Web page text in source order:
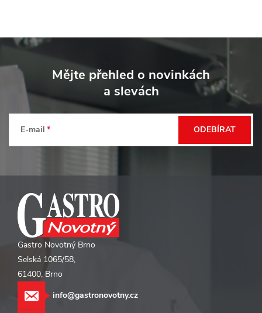
á
Mějte přehled o novinkách
a slevách
E-mail ODEBÍRAT
Gastro Novotný Brno
Selská 1065/58,
61400, Brno
info@gastronovotny.cz